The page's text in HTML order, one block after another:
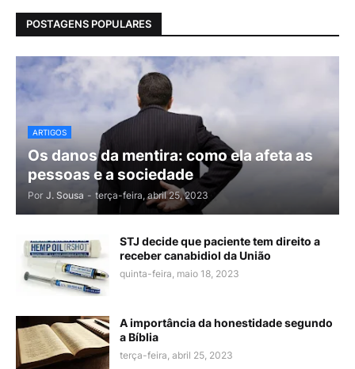
POSTAGENS POPULARES
ARTIGOS
Os danos da mentira: como ela afeta as
pessoas e a sociedade
Por J. Sousa - terça-feira, abril 25, 2023
STJ decide que paciente tem direito a
receber canabidiol da União
quinta-feira, maio 18, 2023
A importância da honestidade segundo
a Bíblia
terça-feira, abril 25, 2023